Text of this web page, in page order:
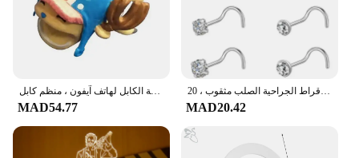
واقي لدغة الكابل لهاتف آيفون ، منظم كابل USB ، لوفي زورو ويندر ، ألعاب كاواي ، هدية للأطفال ، 1 والي
MAD54.77
الأقراط الجراحية الصلب مثقوب ، 20g الكريستال ، خاتم الأنف ، والمجوهرات ، 8 قطع مجموعة
MAD20.42